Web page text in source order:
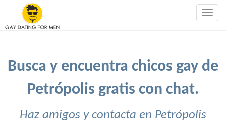
Busca y encuentra chicos gay de
Petrópolis gratis con chat.
Haz amigos y contacta en Petrópolis